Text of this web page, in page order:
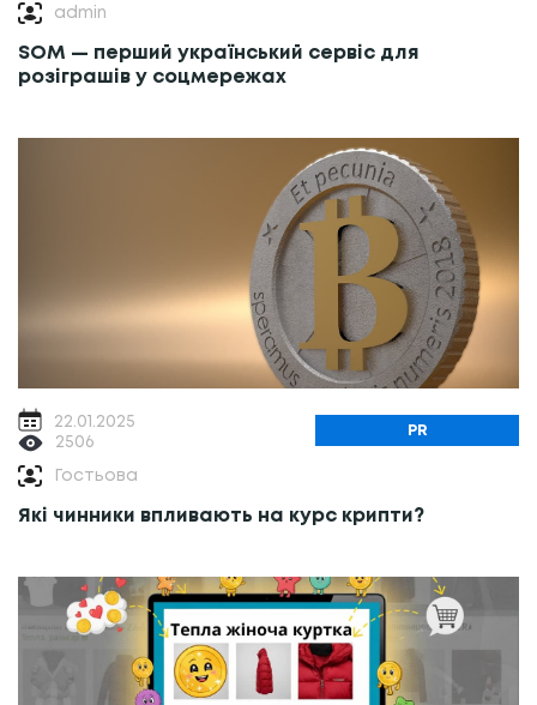
admin
SOM — перший український сервіс для
розіграшів у соцмережах
22.01.2025
2506
PR
Гостьова
Які чинники впливають на курс крипти?